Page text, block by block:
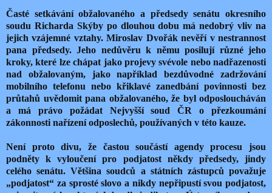
Časté setkávání obžalovaného a předsedy senátu okresního
soudu Richarda Skýby po dlouhou dobu má nedobrý vliv na
jejich vzájemné vztahy. Miroslav Dvořák nevěří v nestrannost
pana předsedy. Jeho nedůvěru k němu posilují různé jeho
kroky, které lze chápat jako projevy svévole nebo nadřazenosti
nad obžalovaným, jako například bezdůvodné zadržování
mobilního telefonu nebo křiklavé zanedbání povinnosti bez
průtahů uvědomit pana obžalovaného, že byl odposloucháván
a má právo požádat Nejvyšší soud ČR o přezkoumání
zákonnosti nařízení odposlechů, používaných v této kauze.
Není proto divu, že častou součástí agendy procesu jsou
podněty k vyloučení pro podjatost někdy předsedy, jindy
celého senátu. Většina soudců a státních zástupců považuje
„podjatost“ za sprosté slovo a nikdy nepřipustí svou podjatost,